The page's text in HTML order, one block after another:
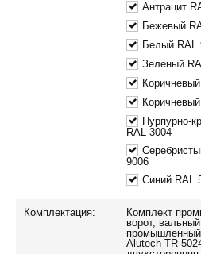
Антрацит
Бежевый
Белый RAL
Зеленый
Пурпурно-
RAL 3004
9006
Синий RAL
Комплектация:
Комплект
ворот, вальный
Alutech TR-